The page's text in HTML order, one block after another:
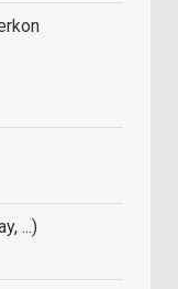
...)